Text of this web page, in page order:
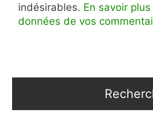
indésirables. En savoir
données de vos